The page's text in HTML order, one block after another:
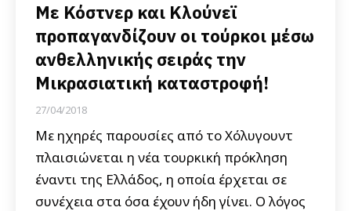
Με Κόστνερ και Κλούνεϊ
προπαγανδίζουν οι τούρκοι μέσω
ανθελληνικής σειράς την
Μικρασιατική καταστροφή!
27/04/2018
Με ηχηρές παρουσίες από το Χόλυγουντ
πλαισιώνεται η νέα τουρκική πρόκληση
έναντι της Ελλάδος, η οποία έρχεται σε
συνέχεια στα όσα έχουν ήδη γίνει. Ο λόγος